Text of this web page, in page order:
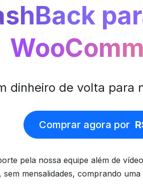
dinheiro de volta para
Comprar agora por
pela nossa equipe além de
sem mensalidades, comprando